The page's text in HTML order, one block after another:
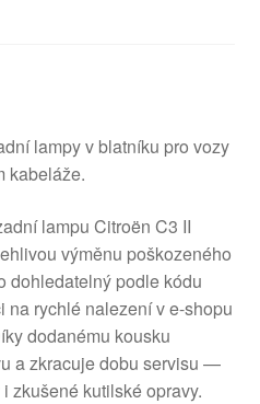
lampy v blatníku pro vozy
kabeláže.
lampu Citroën C3 II
výměnu poškozeného
dohledatelný podle kódu
na rychlé nalezení v e-shopu
dodanému kousku
a zkracuje dobu servisu —
zkušené kutilské opravy.